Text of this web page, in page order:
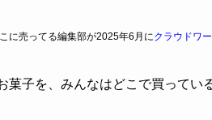
に売ってる編集部が2025年6月にクラウドワ
菓子を、みんなはどこで買ってい